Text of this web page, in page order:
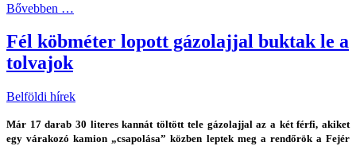
Bővebben …
Fél köbméter lopott gázolajjal buktak le a
tolvajok
Belföldi hírek
Már 17 darab 30 literes kannát töltött tele gázolajjal az a két férfi, akiket
egy várakozó kamion „csapolása” közben leptek meg a rendőrök a Fejér